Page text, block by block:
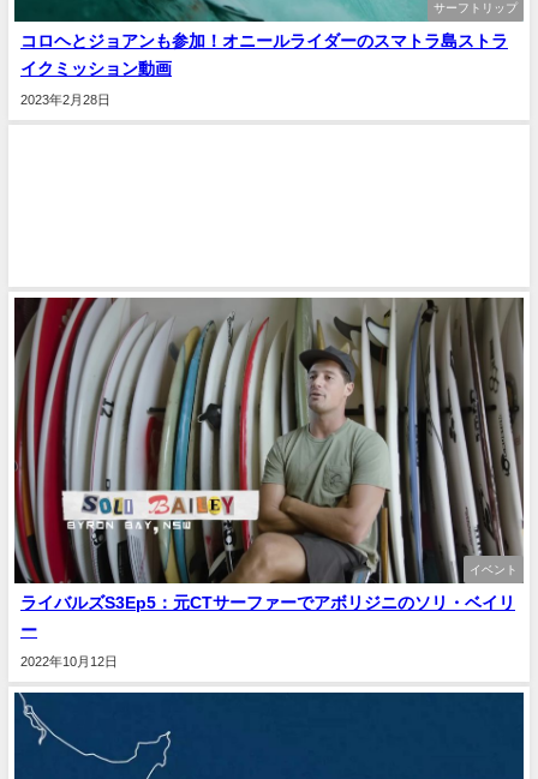
サーフトリップ
コロヘとジョアンも参加！オニールライダーのスマトラ島ストラ
イクミッション動画
2023年2月28日
イベント
ライバルズS3Ep5：元CTサーファーでアボリジニのソリ・ベイリ
ー
2022年10月12日